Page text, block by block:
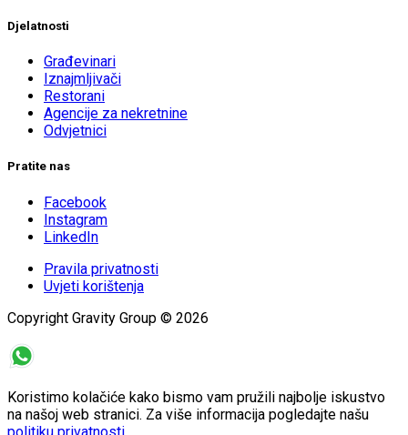
Djelatnosti
Građevinari
Iznajmljivači
Restorani
Agencije za nekretnine
Odvjetnici
Pratite nas
Facebook
Instagram
LinkedIn
Pravila privatnosti
Uvjeti korištenja
Copyright Gravity Group © 2026
Koristimo kolačiće kako bismo vam pružili najbolje iskustvo
na našoj web stranici. Za više informacija pogledajte našu
politiku privatnosti